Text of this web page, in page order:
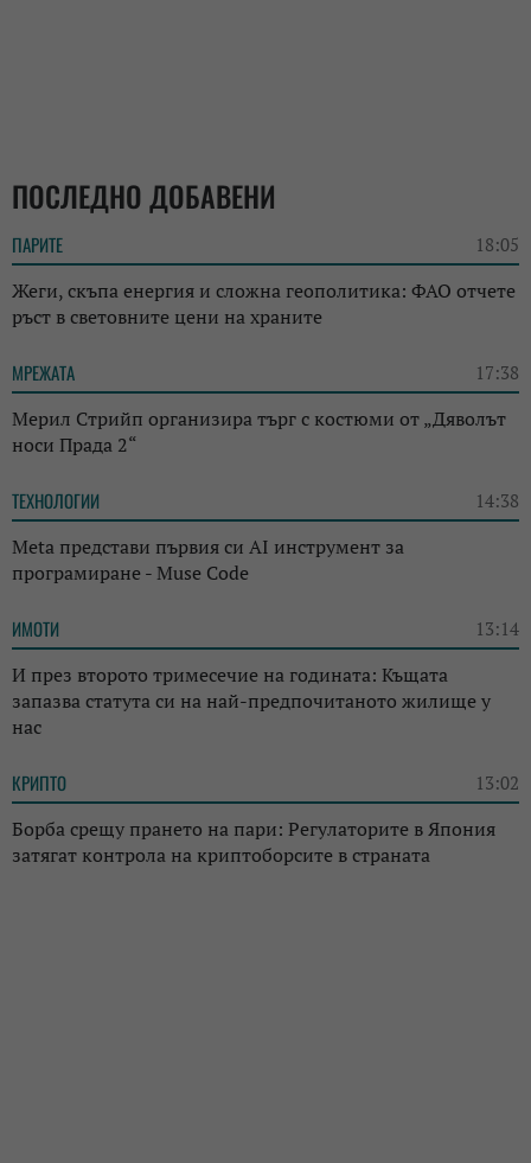
ПОСЛЕДНО ДОБАВЕНИ
ПАРИТЕ 18:05
Жеги, скъпа енергия и сложна геополитика: ФАО отчете
ръст в световните цени на храните
МРЕЖАТА 17:38
Мерил Стрийп организира търг с костюми от „Дяволът
носи Прада 2“
ТЕХНОЛОГИИ 14:38
Meta представи първия си AI инструмент за
програмиране - Muse Code
ИМОТИ 13:14
И през второто тримесечие на годината: Къщата
запазва статута си на най-предпочитаното жилище у
нас
КРИПТО 13:02
Борба срещу прането на пари: Регулаторите в Япония
затягат контрола на криптоборсите в страната